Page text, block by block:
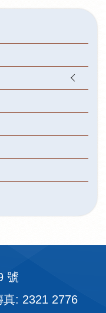
號
真: 2321 2776